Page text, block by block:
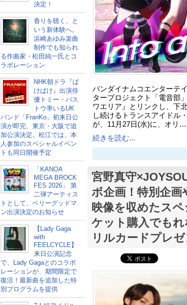
決定！
香りを聴く、と
いう新体験へ。
浜崎あゆみ楽曲
制作でも知られ
る作曲家・松田純一氏とコ
ラボレーション
NHK朝ドラ『ば
けばけ』出演俳
優トミー・バス
トウ率いるUK
バンド「FranKo」初来日公
演が即完、東京・大阪で追
加公演決定。松江では、本
人参加のスペシャルイベン
トも同日開催予定
「KANOA
MEGA BROCK
FES 2026」 第
二弾アーティス
トとして、ベリーグッドマ
ン出演決定のお知らせ
【Lady Gaga
with
FEELCYCLE】
来日公演記念
で、Lady Gagaとのコラボ
レーションが、期間限定で
復活！最新曲を追加した特
別プログラムを提供
バンダイナムコエンターテ
タープロジェクト「電音部
ワエリア』とリンクし、下
し続けるトランスアイドル
が、11月27日(水)に、オリ…
続きを読む...
宮野真守
ボ企画！特別企
映像を収めたス
ケット購入でも
リルカードプレゼ